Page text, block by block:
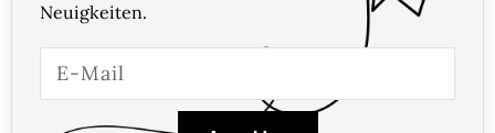
Neuigkeiten.